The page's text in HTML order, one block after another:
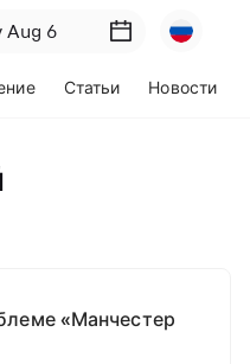
Статьи Новости
«Манчестер